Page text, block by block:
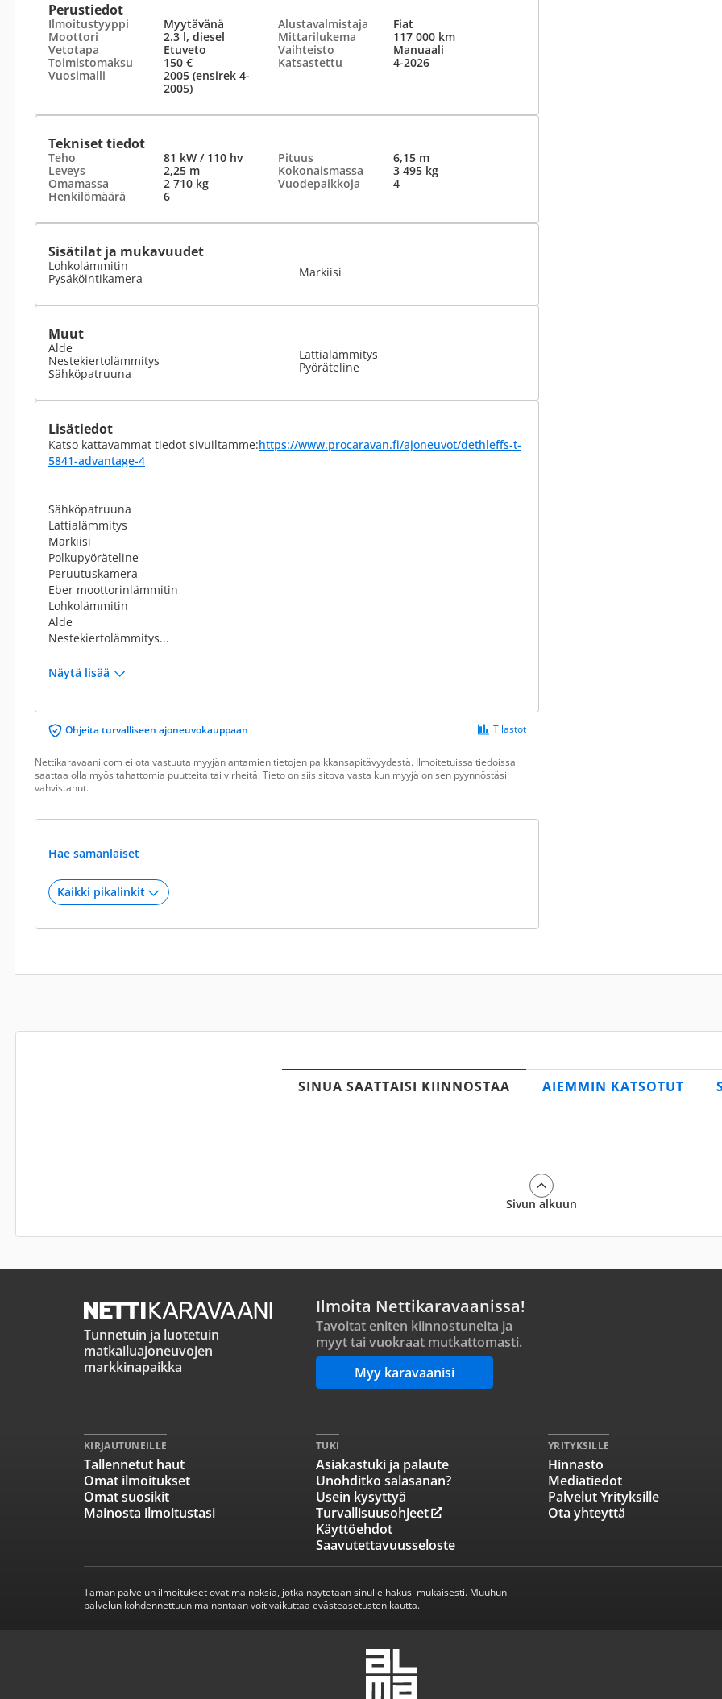
Perustiedot
Ilmoitustyyppi Myytävänä Alustavalmistaja
Fiat
Moottori
2.3 l, diesel Mittarilukema
117 000 km
Vetotapa
Etuveto Vaihteisto
Manuaali
Toimistomaksu
150 € Katsastettu
4-2026
Vuosimalli
2005 (ensirek 4-
2005)
Tekniset tiedot
Teho 81 kW / 110 hv Pituus
6,15 m
Leveys
2,25 m Kokonaismassa
3 495 kg
Omamassa
2 710 kg Vuodepaikkoja
4
Henkilömäärä
6
Sisätilat ja mukavuudet
Lohkolämmitin
Pysäköintikamera
Markiisi
Muut
Alde
Nestekiertolämmitys
Sähköpatruuna
Lattialämmitys
Pyöräteline
Lisätiedot
Katso kattavammat tiedot sivuiltamme:https://www.procaravan.fi/ajoneuvot/dethleffs-t-
5841-advantage-4
Sähköpatruuna
Lattialämmitys
Markiisi
Polkupyöräteline
Peruutuskamera
Eber moottorinlämmitin
Lohkolämmitin
Alde
Nestekiertolämmitys...
Näytä lisää
Ohjeita turvalliseen ajoneuvokauppaan Tilastot
Nettikaravaani.com ei ota vastuuta myyjän antamien tietojen paikkansapitävyydestä. Ilmoitetuissa tiedoissa
saattaa olla myös tahattomia puutteita tai virheitä. Tieto on siis sitova vasta kun myyjä on sen pyynnöstäsi
vahvistanut.
Hae samanlaiset
SINUA SAATTAISI KIINNOSTAA AIEMMIN KATSOTUT
Sivun alkuun
Tunnetuin ja luotetuin
matkailuajoneuvojen
markkinapaikka
Ilmoita Nettikaravaanissa!
Tavoitat eniten kiinnostuneita ja
myyt tai vuokraat mutkattomasti.
Myy karavaanisi
KIRJAUTUNEILLE
Tallennetut haut
Omat ilmoitukset
Omat suosikit
Mainosta ilmoitustasi
TUKI
Asiakastuki ja palaute
Unohditko salasanan?
Usein kysyttyä
Turvallisuusohjeet
Käyttöehdot
Saavutettavuusseloste
YRITYKSILLE
Hinnasto
Mediatiedot
Palvelut Yrityksille
Ota yhteyttä
Tämän palvelun ilmoitukset ovat mainoksia, jotka näytetään sinulle hakusi mukaisesti. Muuhun
palvelun kohdennettuun mainontaan voit vaikuttaa evästeasetusten kautta.